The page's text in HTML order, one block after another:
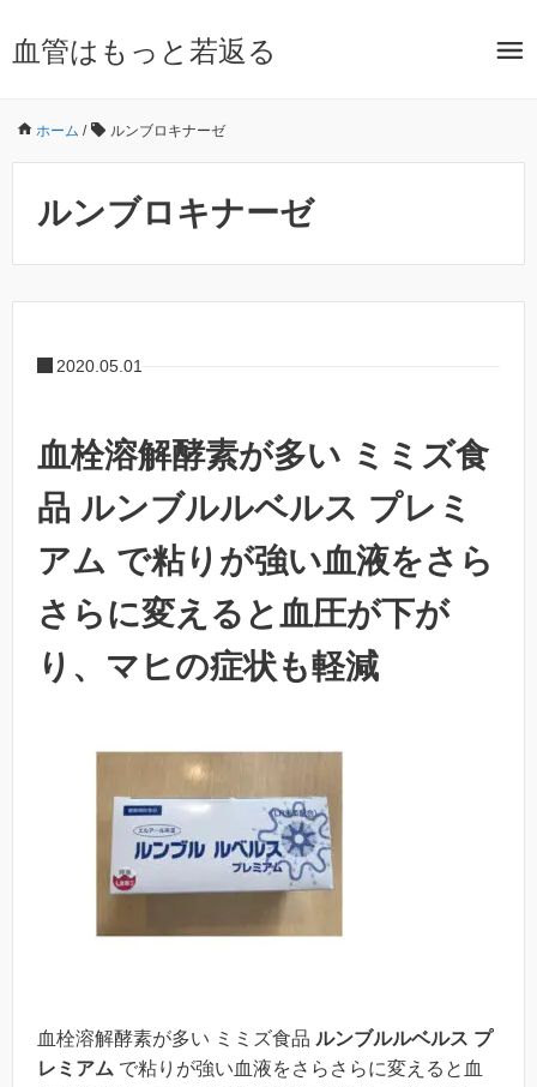
血管はもっと若返る
ホーム / ルンブロキナーゼ
ルンブロキナーゼ
2020.05.01
血栓溶解酵素が多い ミミズ食
品 ルンブルルベルス プレミ
アム で粘りが強い血液をさら
さらに変えると血圧が下が
り、マヒの症状も軽減
血栓溶解酵素が多い ミミズ食品 ルンブルルベルス プ
レミアム で粘りが強い血液をさらさらに変えると血